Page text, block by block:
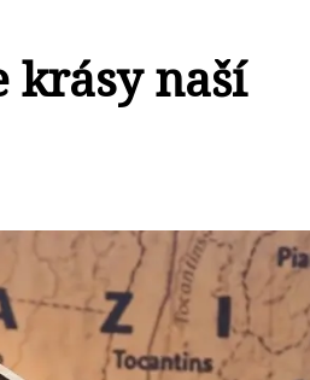
krásy naší